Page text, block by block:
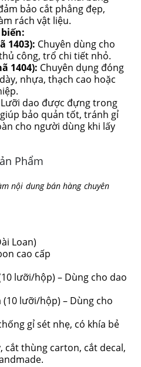
bảo cắt phẳng đẹp,
rách vật liệu.
1403): Chuyên dùng cho
công, trổ chi tiết nhỏ.
1404): Chuyên dụng đóng
nhựa, thạch cao hoặc
Lưỡi dao được đựng trong
bảo quản tốt, tránh gỉ
cho người dùng khi lấy
Phẩm
nội dung bán hàng chuyên
Loan)
cao cấp
lưỡi/hộp) – Dùng cho dao
(10 lưỡi/hộp) – Dùng cho
gỉ sét nhẹ, có khía bẻ
cắt thùng carton, cắt decal,